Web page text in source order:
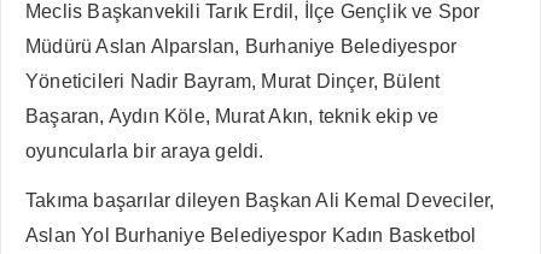
Meclis Başkanvekili Tarık Erdil, İlçe Gençlik ve Spor
Müdürü Aslan Alparslan, Burhaniye Belediyespor
Yöneticileri Nadir Bayram, Murat Dinçer, Bülent
Başaran, Aydın Köle, Murat Akın, teknik ekip ve
oyuncularla bir araya geldi.
Takıma başarılar dileyen Başkan Ali Kemal Deveciler,
Aslan Yol Burhaniye Belediyespor Kadın Basketbol